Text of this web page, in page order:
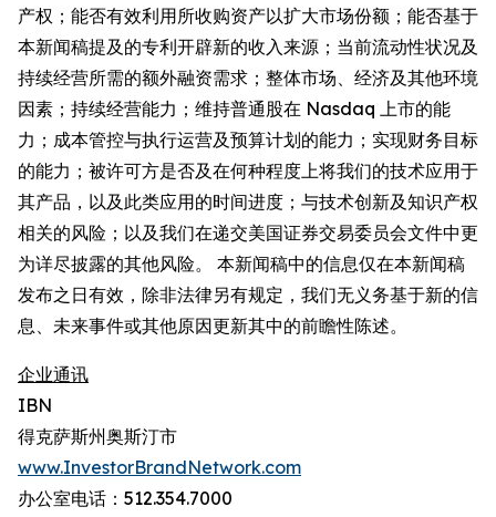
产权；能否有效利用所收购资产以扩大市场份额；能否基于
本新闻稿提及的专利开辟新的收入来源；当前流动性状况及
持续经营所需的额外融资需求；整体市场、经济及其他环境
因素；持续经营能力；维持普通股在 Nasdaq 上市的能
力；成本管控与执行运营及预算计划的能力；实现财务目标
的能力；被许可方是否及在何种程度上将我们的技术应用于
其产品，以及此类应用的时间进度；与技术创新及知识产权
相关的风险；以及我们在递交美国证券交易委员会文件中更
为详尽披露的其他风险。 本新闻稿中的信息仅在本新闻稿
发布之日有效，除非法律另有规定，我们无义务基于新的信
息、未来事件或其他原因更新其中的前瞻性陈述。
企业通讯
IBN
得克萨斯州奥斯汀市
www.InvestorBrandNetwork.com
办公室电话：512.354.7000